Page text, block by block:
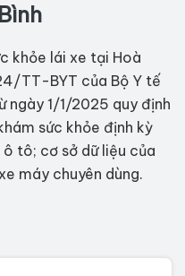
khỏe lái xe tại Hoà
TT-BYT của Bộ Y tế
ngày 1/1/2025 quy định
sức khỏe định kỳ
tô; cơ sở dữ liệu của
máy chuyên dùng.